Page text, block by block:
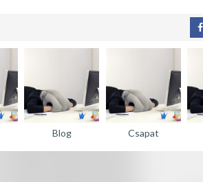
Blog Csapat